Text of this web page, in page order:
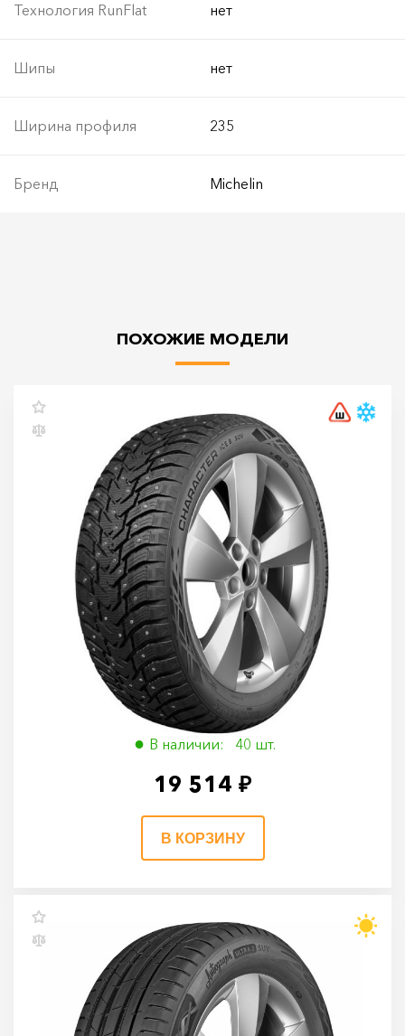
Технология RunFlat нет
Шипы нет
Ширина профиля 235
Бренд Michelin
ПОХОЖИЕ МОДЕЛИ
Ikon Character Ice 8 SUV (Nordman 8 SUV)
235/55 R19 105T
235/55 R19 105T
В наличии: 40 шт.
19 514 ₽
В КОРЗИНУ